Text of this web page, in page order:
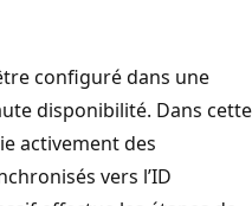
configuré dans une
disponibilité. Dans cette
activement des
vers l’ID